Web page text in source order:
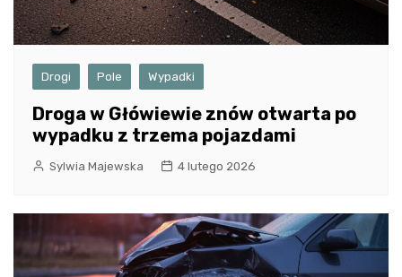
Drogi Pole Wypadki
Droga w Główiewie znów otwarta po
wypadku z trzema pojazdami
Sylwia Majewska 4 lutego 2026